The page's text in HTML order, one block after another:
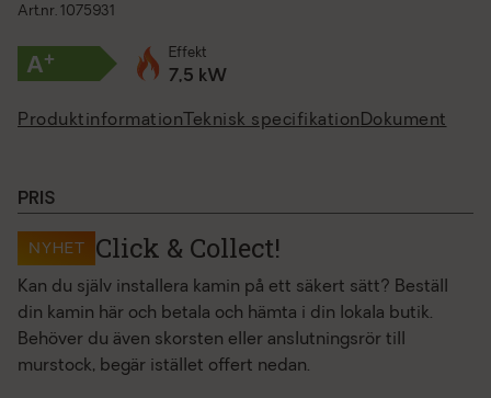
Art.nr. 1075931
A+ Effekt
7,5 kW
Produktinformation Teknisk specifikation Dokument
PRIS
NYHET Click & Collect!
Kan du själv installera kamin på ett säkert sätt? Beställ
din kamin här och betala och hämta i din lokala butik.
Behöver du även skorsten eller anslutningsrör till
murstock, begär istället offert nedan.